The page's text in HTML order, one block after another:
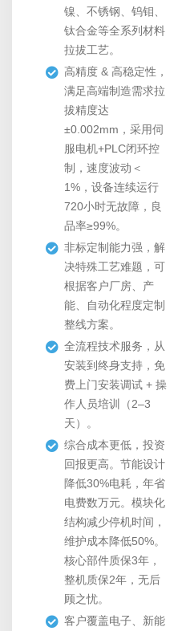
镍、不锈钢、钨钼、
钛合金等全系列材料
拉拔工艺。
高精度 & 高稳定性，
满足高端制造需求拉
拔精度达
±0.002mm，采用伺
服电机+PLC闭环控
制，速度波动＜
1%，设备连续运行
720小时无故障，良
品率≥99%。
非标定制能力强，解
决特殊工艺难题，可
根据客户厂房、产
能、自动化程度定制
整线方案。
全流程技术服务，从
安装到终身支持，免
费上门安装调试 + 操
作人员培训（2–3
天）。
综合成本更低，投资
回报更高。节能设计
降低30%电耗，年省
电费数万元。模块化
结构减少停机时间，
维护成本降低50%。
核心部件质保3年，
整机质保2年，无后
顾之忧。
客户覆盖电子、新能